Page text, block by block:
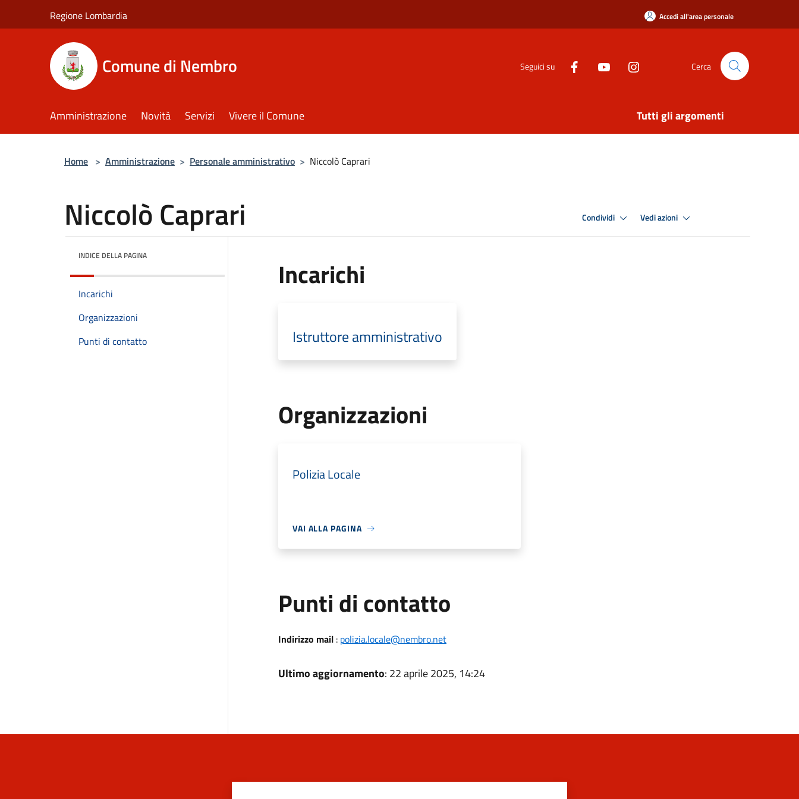
Regione Lombardia Accedi all'area personale
Comune di Nembro Seguici su Cerca
Amministrazione Novità Servizi Vivere il Comune Tutti gli argomenti
Home > Amministrazione > Personale amministrativo > Niccolò Caprari
Niccolò Caprari Condividi Vedi azioni
INDICE DELLA PAGINA
Incarichi
Organizzazioni
Punti di contatto
Incarichi
Istruttore amministrativo
Organizzazioni
Polizia Locale
VAI ALLA PAGINA
Punti di contatto
Indirizzo mail: polizia.locale@nembro.net
Ultimo aggiornamento: 22 aprile 2025, 14:24